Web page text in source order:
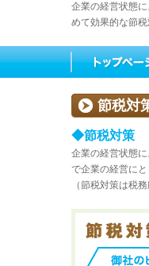
企業の経営状態
めて効果的な節税
節税対
◆節税対策
企業の経営状態
で企業の経営に
（節税対策は税